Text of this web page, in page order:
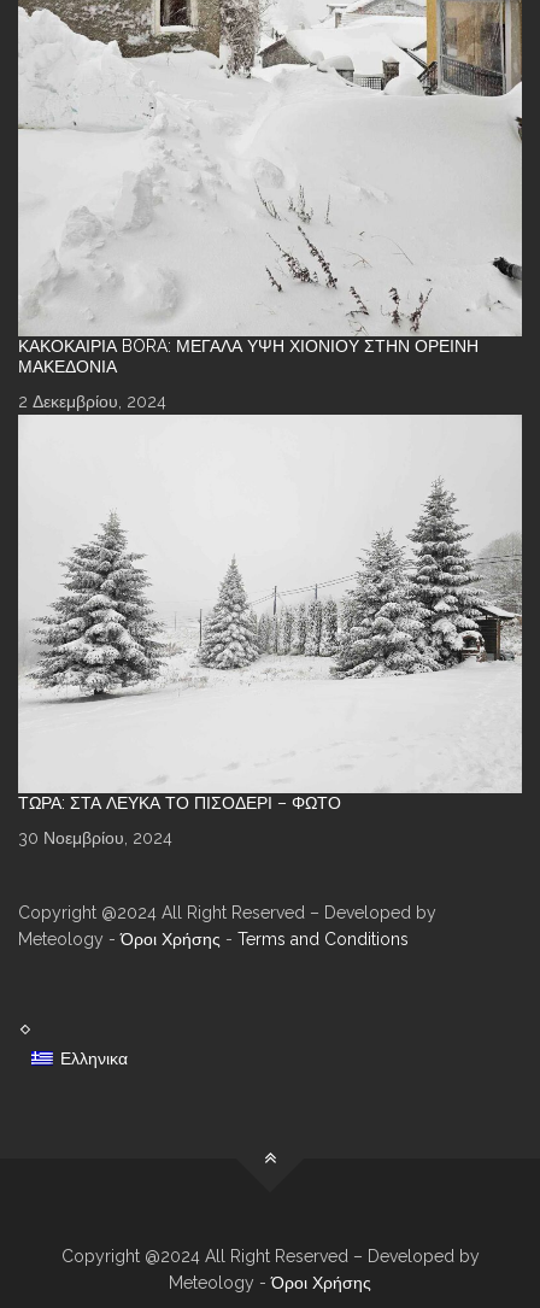
ΚΑΚΟΚΑΙΡΊΑ BORA: ΜΕΓΆΛΑ ΎΨΗ ΧΙΟΝΙΟΎ ΣΤΗΝ ΟΡΕΙΝΉ
ΜΑΚΕΔΟΝΊΑ
2 Δεκεμβρίου, 2024
ΤΏΡΑ: ΣΤΑ ΛΕΥΚΆ ΤΟ ΠΙΣΟΔΈΡΙ – ΦΩΤΌ
30 Νοεμβρίου, 2024
Copyright @2024 All Right Reserved – Developed by
Meteology -Όροι Χρήσης - Terms and Conditions
Ελληνικα
Copyright @2024 All Right Reserved – Developed by
Meteology -Όροι Χρήσης